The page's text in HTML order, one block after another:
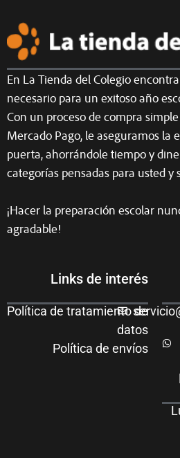
En La Tienda del Colegio
necesario para un exitoso año
Con un proceso de compra
Mercado Pago, le aseguramos la
puerta, ahorrándole tiempo y
categorías pensadas para usted y
¡Hacer la preparación escolar
agradable!
Links de interés
Política de tratamiento de
datos
Política de envíos